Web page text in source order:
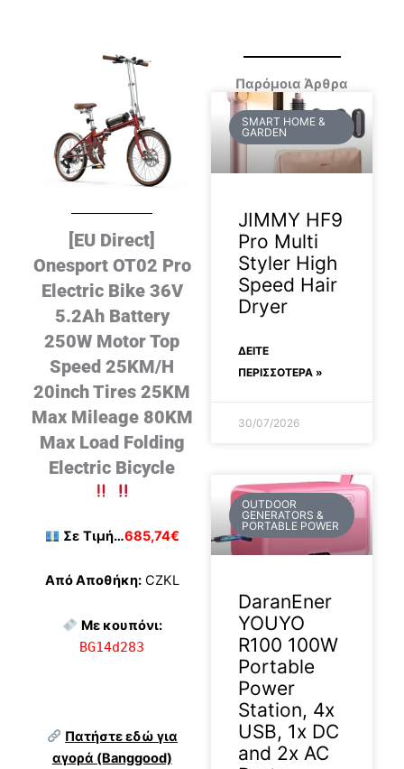
[EU Direct]
Onesport OT02 Pro
Electric Bike 36V
5.2Ah Battery
250W Motor Top
Speed 25KM/H
20inch Tires 25KM
Max Mileage 80KM
Max Load Folding
Electric Bicycle
Σε Τιμή…685,74€
Από Αποθήκη:CZKL
Με κουπόνι:
BG14d283
Πατήστε εδώ για
αγορά (Banggood)
Παρόμοια Άρθρα
SMART HOME &
GARDEN
JIMMY HF9
Pro Multi
Styler High
Speed Hair
Dryer
ΔΕΊΤΕ
ΠΕΡΙΣΣΟΤΕΡΑ »
30/07/2026
OUTDOOR
GENERATORS &
PORTABLE POWER
DaranEner
YOUYO
R100 100W
Portable
Power
Station, 4x
USB, 1x DC
and 2x AC